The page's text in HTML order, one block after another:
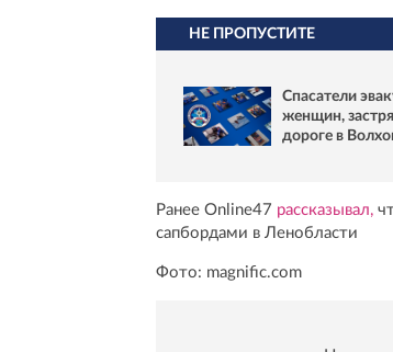
НЕ ПРОПУСТИТЕ
Спасатели
женщин,
дороге в
Ранее Online47 рассказывал,
сапбордами в Ленобласти
Фото: magnific.com